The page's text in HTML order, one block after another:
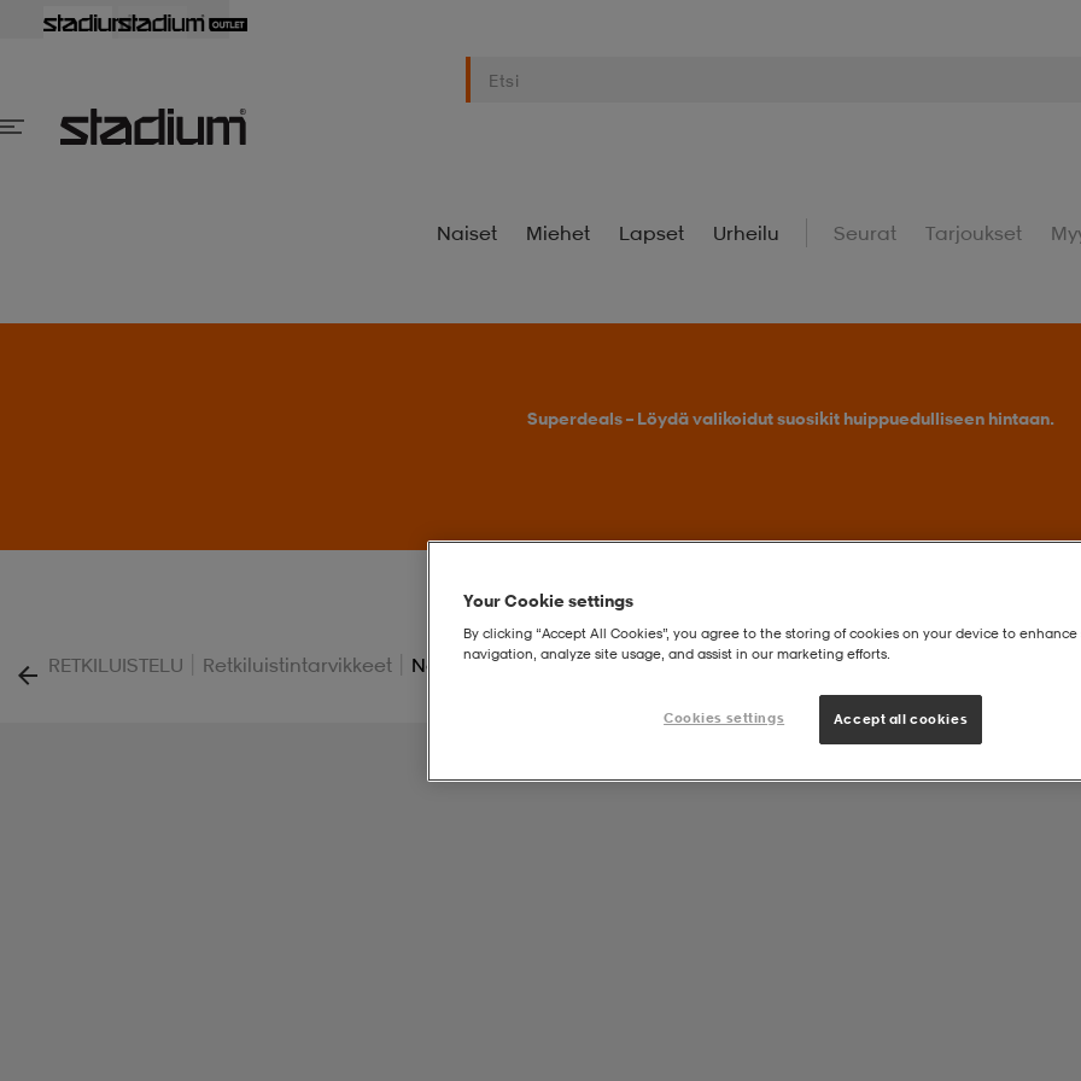
Naiset Miehet Lapset Urheilu Seurat Tarjoukset
Superdeals – Löydä valikoidut suosikit huippuedulliseen hintaan.
RETKILUISTELU | Retkiluistintarvikkeet | Norröra Rescue Line
Your Cookie settings
By clicking “Accept All Cookies”, you agree to the storing of cookies on your device to enhance
navigation, analyze site usage, and assist in our marketing efforts.
Cookies settings Accept all cookies